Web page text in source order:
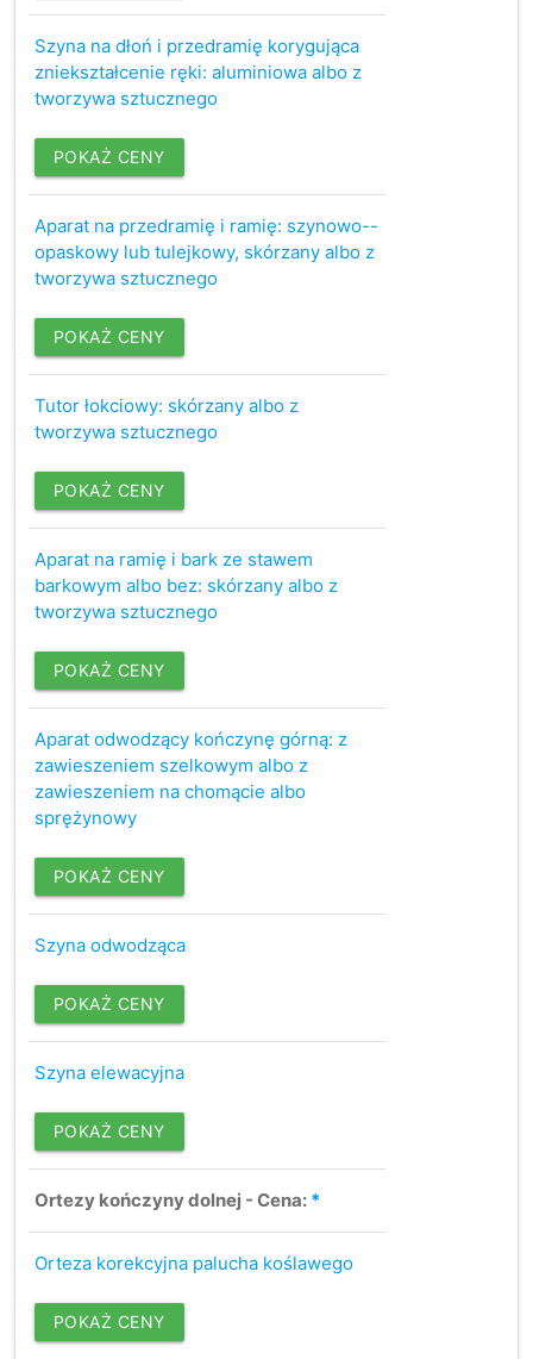
Szyna na dłoń i przedramię korygująca
zniekształcenie ręki: aluminiowa albo z
tworzywa sztucznego
POKAŻ CENY
Aparat na przedramię i ramię: szynowo--
opaskowy lub tulejkowy, skórzany albo z
tworzywa sztucznego
POKAŻ CENY
Tutor łokciowy: skórzany albo z
tworzywa sztucznego
POKAŻ CENY
Aparat na ramię i bark ze stawem
barkowym albo bez: skórzany albo z
tworzywa sztucznego
POKAŻ CENY
Aparat odwodzący kończynę górną: z
zawieszeniem szelkowym albo z
zawieszeniem na chomącie albo
sprężynowy
POKAŻ CENY
Szyna odwodząca
POKAŻ CENY
Szyna elewacyjna
POKAŻ CENY
Ortezy kończyny dolnej - Cena: *
Orteza korekcyjna palucha koślawego
POKAŻ CENY